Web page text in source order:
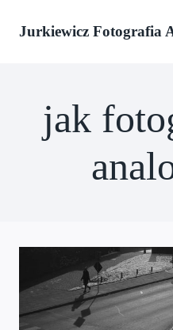
Jurkiewicz Fotografia
jak